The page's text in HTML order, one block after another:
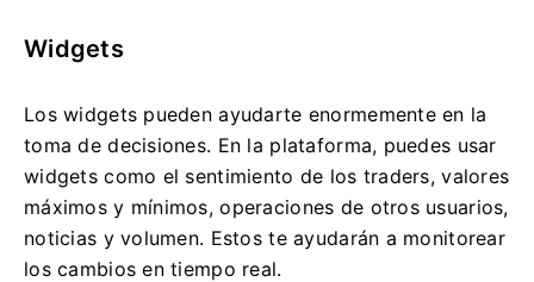
Widgets
Los widgets pueden ayudarte enormemente en la
toma de decisiones. En la plataforma, puedes usar
widgets como el sentimiento de los traders, valores
máximos y mínimos, operaciones de otros usuarios,
noticias y volumen. Estos te ayudarán a monitorear
los cambios en tiempo real.